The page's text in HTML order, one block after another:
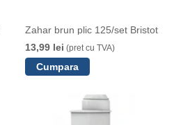
Zahar brun plic 125/set Bristot
13,99 lei (pret cu TVA)